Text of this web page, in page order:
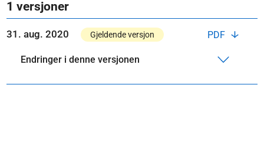
1 versjoner
PDF
31. aug. 2020 Gjeldende versjon
Endringer i denne versjonen